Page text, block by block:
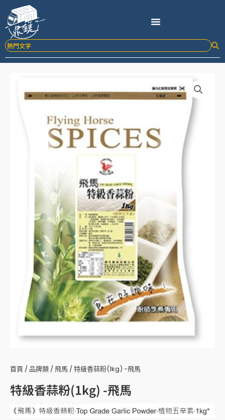
要
內
首頁 / 品牌類 /飛馬 / 特級香蒜粉(1kg) -飛馬
特級香蒜粉(1kg) -飛馬